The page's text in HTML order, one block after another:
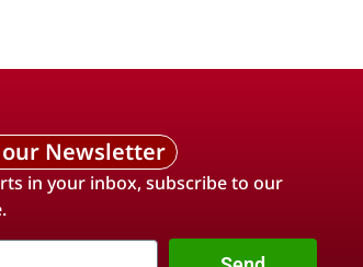
Newsletter
in your inbox, subscribe to our